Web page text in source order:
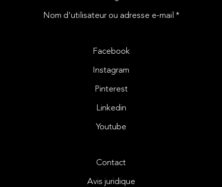
Nom d'utilisateur ou adresse e-mail *
Facebook
Instagram
Pinterest
Linkedin
Youtube
Contact
Avis juridique